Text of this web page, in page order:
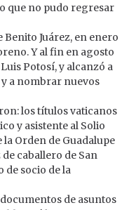
que no pudo regresar
Juárez, en enero
Y al fin en agosto
Potosí, y alcanzó a
a nombrar nuevos
los títulos vaticanos
y asistente al Solio
Orden de Guadalupe
caballero de San
socio de la
de asuntos